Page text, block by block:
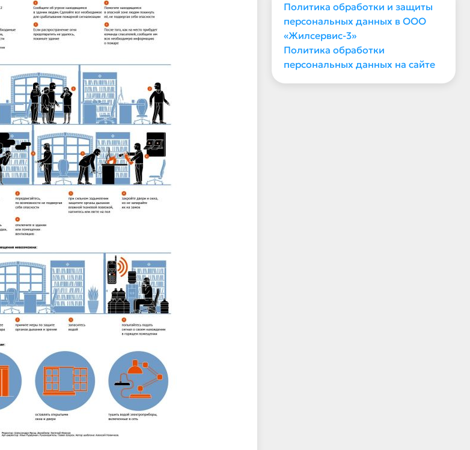
Политика обработки и защиты
персональных данных в ООО
«Жилсервис-3»
Политика обработки
персональных данных на сайте